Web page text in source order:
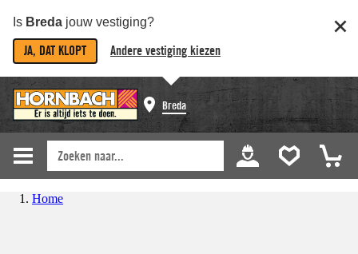
Is Breda jouw vestiging?
JA, DAT KLOPT Andere vestiging kiezen
Breda
Home